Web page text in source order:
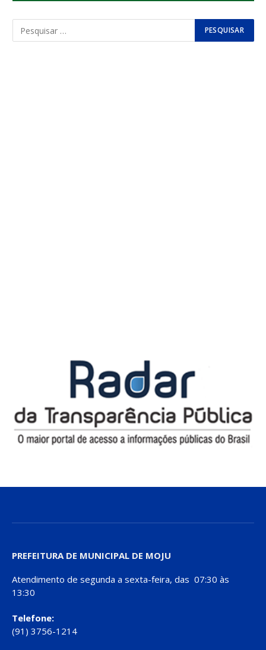
PREFEITURA DE MUNICIPAL DE MOJU
Atendimento de segunda a sexta-feira, das 07:30 às
13:30
Telefone:
(91) 3756-1214